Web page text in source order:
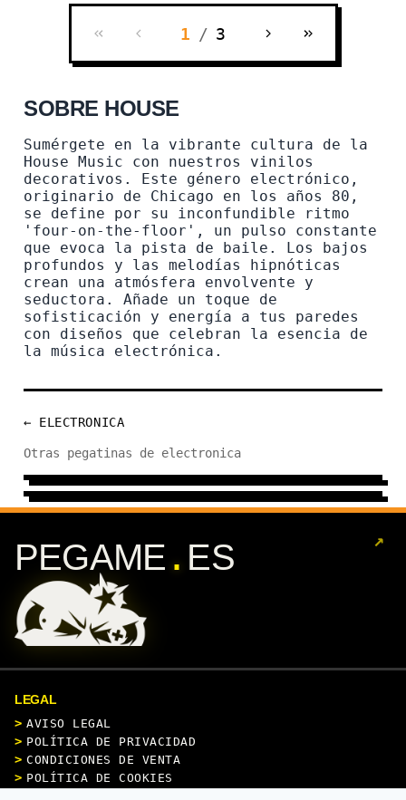
1 / 3
SOBRE HOUSE
Sumérgete en la vibrante cultura de la
House Music con nuestros vinilos
decorativos. Este género electrónico,
originario de Chicago en los años 80,
se define por su inconfundible ritmo
'four-on-the-floor', un pulso constante
que evoca la pista de baile. Los bajos
profundos y las melodías hipnóticas
crean una atmósfera envolvente y
seductora. Añade un toque de
sofisticación y energía a tus paredes
con diseños que celebran la esencia de
la música electrónica.
← ELECTRONICA
Otras pegatinas de electronica
119 DISEÑOS→
PEGAME . ES ↗
LEGAL
AVISO LEGAL
POLÍTICA DE PRIVACIDAD
CONDICIONES DE VENTA
POLÍTICA DE COOKIES